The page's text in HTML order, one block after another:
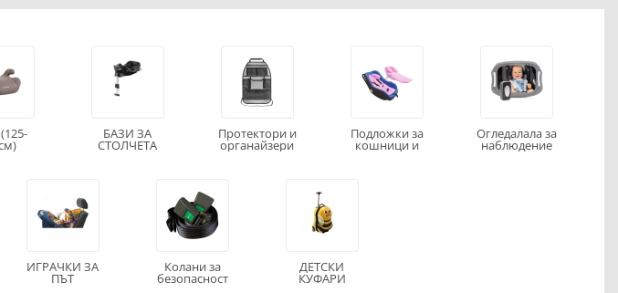
БАЗИ ЗА
СТОЛЧЕТА
Протектори и
органайзери
Подложки за
кошници и
столчета
Огледалала за
наблюдение
ИГРАЧКИ ЗА
ПЪТ
Колани за
безопасност
ДЕТСКИ
КУФАРИ